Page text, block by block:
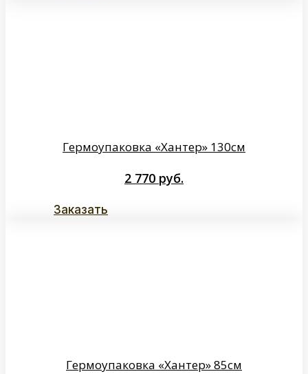
Гермоупаковка «Хантер» 130см
2 770 руб.
Заказать
Гермоупаковка «Хантер» 85см